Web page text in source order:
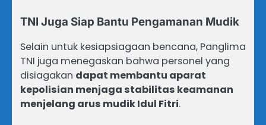
TNI Juga Siap Bantu Pengamanan Mudik
Selain untuk kesiapsiagaan bencana, Panglima
TNI juga menegaskan bahwa personel yang
disiagakan dapat membantu aparat
kepolisian menjaga stabilitas keamanan
menjelang arus mudik Idul Fitri.